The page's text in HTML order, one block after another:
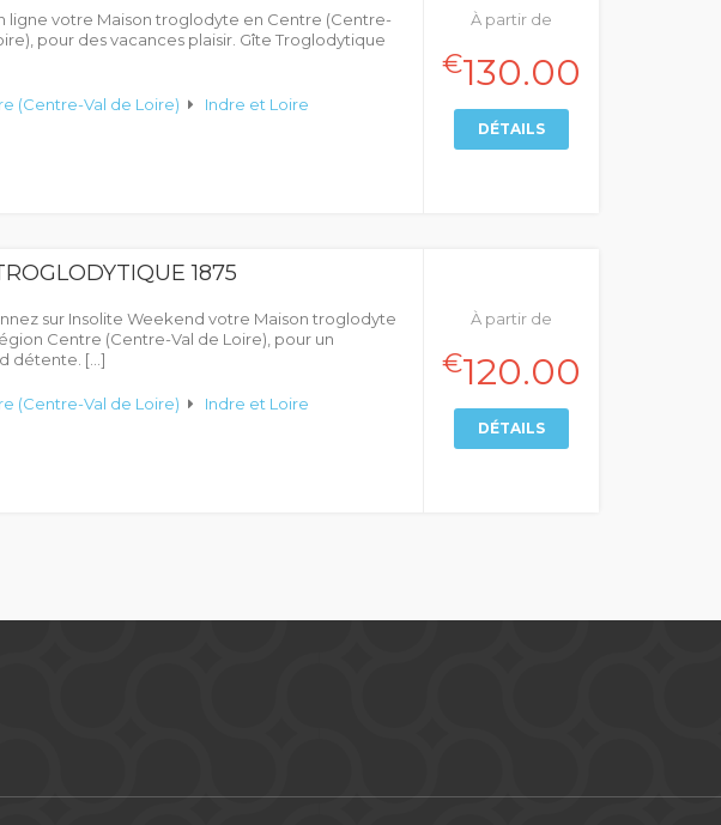
ligne votre Maison troglodyte en Centre (Centre-
pour des vacances plaisir. Gîte Troglodytique
(Centre-Val de Loire) Indre et Loire
À partir de
€130.00
DÉTAILS
1875
sur Insolite Weekend votre Maison troglodyte
Centre (Centre-Val de Loire), pour un
détente. […]
(Centre-Val de Loire) Indre et Loire
À partir de
€120.00
DÉTAILS